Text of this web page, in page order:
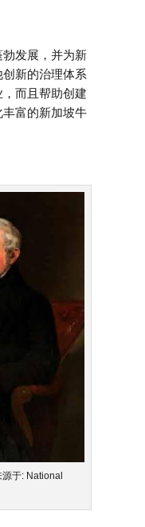
发展，并为新
新的治理体系
而且帮助创建
富的新加坡牛
于: National